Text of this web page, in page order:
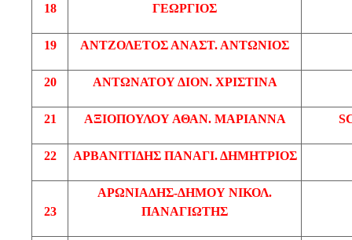
18
ΓΕΩΡΓΙΟΣ
19 ΑΝΤΖΟΛΕΤΟΣ ΑΝΑΣΤ. ΑΝΤΩΝΙΟΣ
20 ΑΝΤΩΝΑΤΟΥΔΙΟΝ. ΧΡΙΣΤΙΝΑ
21 ΑΞΙΟΠΟΥΛΟΥ ΑΘΑΝ. ΜΑΡΙΑΝΝΑ
22 ΑΡΒΑΝΙΤΙΔΗΣ ΠΑΝΑΓΙ. ΔΗΜΗΤΡΙΟΣ
23
ΑΡΩΝΙΑΔΗΣ-ΔΗΜΟΥ ΝΙΚΟΛ.
ΠΑΝΑΓΙΩΤΗΣ